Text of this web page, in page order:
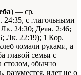
) — ср.
24:35, с глагольными
Лк. 24:30; Деян. 2:46;
Лк. 22:19); 1 Кор.
ломали руками, а
главой семьи с
столом, обычно
разумеется, идет не о